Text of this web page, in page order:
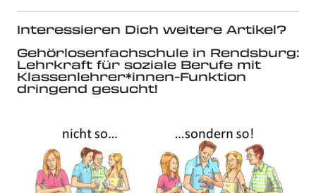
Interessieren Dich weitere Artikel?
Gehörlosenfachschule in Rendsburg:
Lehrkraft für soziale Berufe mit
Klassenlehrer*innen-Funktion
dringend gesucht!